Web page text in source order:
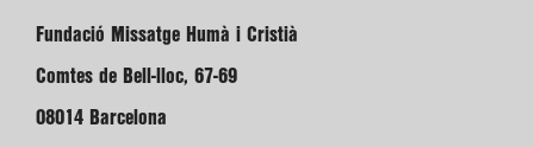
Fundació Missatge Humà i Cristià
Comtes de Bell-lloc, 67-69
08014 Barcelona